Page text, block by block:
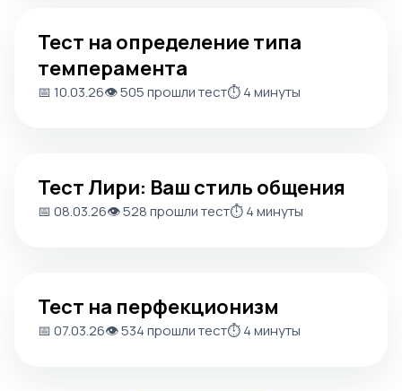
Тест на определение типа
темперамента
📅 10.03.26👁️ 505 прошли тест⏱️ 4 минуты
Тест Лири: Ваш стиль общения
📅 08.03.26👁️ 528 прошли тест⏱️ 4 минуты
Тест на перфекционизм
📅 07.03.26👁️ 534 прошли тест⏱️ 4 минуты